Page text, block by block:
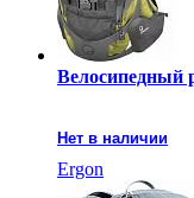
Велосипедный
Нет в наличии
Ergon